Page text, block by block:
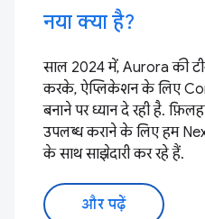
नया क्या है?
साल 2024 में, Aurora की
करके, ऐप्लिकेशन के लिए
बनाने पर ध्यान दे रही है.
उपलब्ध कराने के लिए हम
के साथ साझेदारी कर रहे हैं.
और पढ़ें